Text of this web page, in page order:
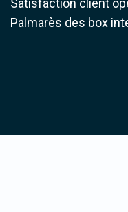
Satisfaction client
Palmarès des box